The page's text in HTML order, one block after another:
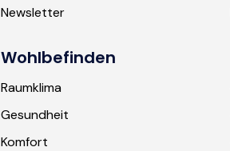
Newsletter
Wohlbefinden
Raumklima
Gesundheit
Komfort